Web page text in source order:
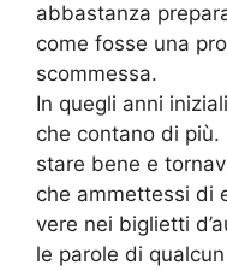
abbastanza
come fosse una
scommessa.
In quegli anni
che contano di
stare bene e
che ammettessi di
vere nei biglietti
le parole di